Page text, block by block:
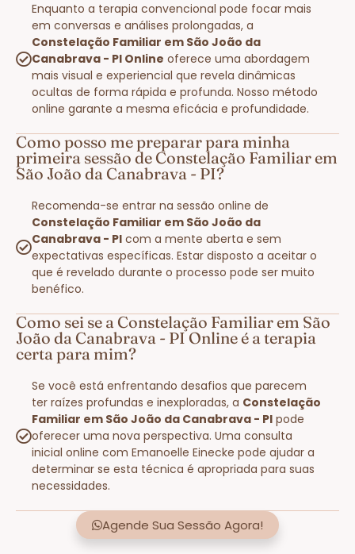
Enquanto a terapia convencional pode focar mais
em conversas e análises prolongadas, a
Constelação Familiar em São João da
Canabrava - PI Online oferece uma abordagem
mais visual e experiencial que revela dinâmicas
ocultas de forma rápida e profunda. Nosso método
online garante a mesma eficácia e profundidade.
Como posso me preparar para minha
primeira sessão de Constelação Familiar em
São João da Canabrava - PI?
Recomenda-se entrar na sessão online de
Constelação Familiar em São João da
Canabrava - PI com a mente aberta e sem
expectativas específicas. Estar disposto a aceitar o
que é revelado durante o processo pode ser muito
benéfico.
Como sei se a Constelação Familiar em São
João da Canabrava - PI Online é a terapia
certa para mim?
Se você está enfrentando desafios que parecem
ter raízes profundas e inexploradas, a Constelação
Familiar em São João da Canabrava - PI pode
oferecer uma nova perspectiva. Uma consulta
inicial online com Emanoelle Einecke pode ajudar a
determinar se esta técnica é apropriada para suas
necessidades.
Agende Sua Sessão Agora!